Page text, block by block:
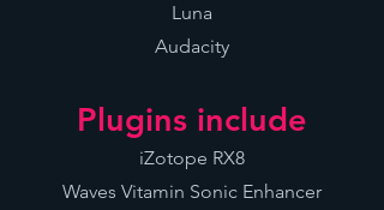
Luna
Audacity
Plugins include
iZotope RX8
Waves Vitamin Sonic Enhancer